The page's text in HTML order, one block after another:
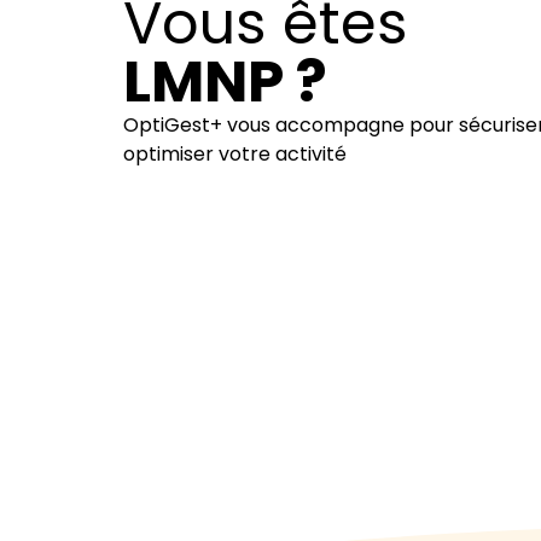
Vous êtes
LMNP ?
OptiGest+ vous accompagne pour
optimiser votre activité